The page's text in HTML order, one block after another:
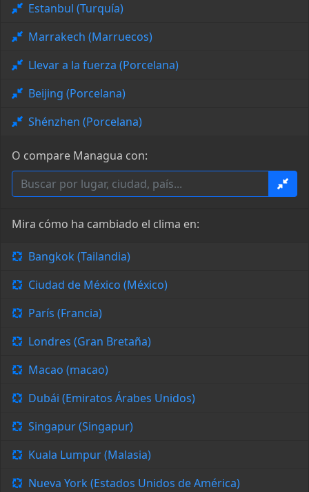
Estanbul (Turquía)
Marrakech (Marruecos)
Llevar a la fuerza (Porcelana)
Beijing (Porcelana)
Shénzhen (Porcelana)
O compare Managua con:
Mira cómo ha cambiado el clima en:
Bangkok (Tailandia)
Ciudad de México (México)
París (Francia)
Londres (Gran Bretaña)
Macao (macao)
Dubái (Emiratos Árabes Unidos)
Singapur (Singapur)
Kuala Lumpur (Malasia)
Nueva York (Estados Unidos de América)